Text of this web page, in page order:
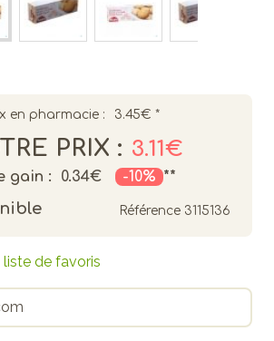
en pharmacie : 3.45€ *
PRIX : 3.11€
gain : 0.34€ -10% **
Référence 3115136
de favoris